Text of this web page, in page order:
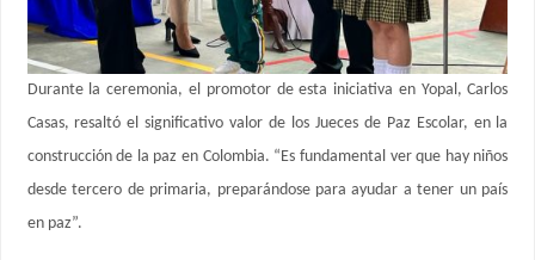
Durante la ceremonia, el promotor de esta iniciativa en Yopal, Carlos
Casas, resaltó el significativo valor de los Jueces de Paz Escolar, en la
construcción de la paz en Colombia. “Es fundamental ver que hay niños
desde tercero de primaria, preparándose para ayudar a tener un país
en paz”.